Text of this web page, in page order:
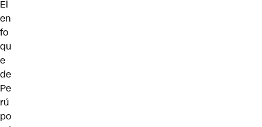
El
en
fo
qu
e
de
Pe
rú
po